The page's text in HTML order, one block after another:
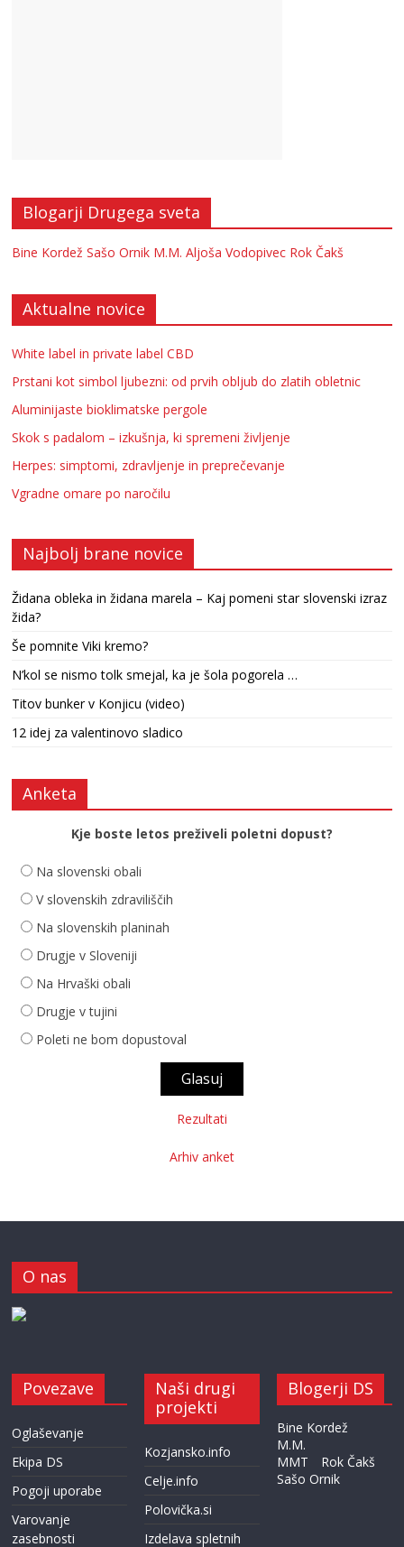
Blogarji Drugega sveta
Bine Kordež Sašo Ornik M.M. Aljoša Vodopivec Rok Čakš
Aktualne novice
White label in private label CBD
Prstani kot simbol ljubezni: od prvih obljub do zlatih obletnic
Aluminijaste bioklimatske pergole
Skok s padalom – izkušnja, ki spremeni življenje
Herpes: simptomi, zdravljenje in preprečevanje
Vgradne omare po naročilu
Najbolj brane novice
Židana obleka in židana marela – Kaj pomeni star slovenski izraz
žida?
Še pomnite Viki kremo?
N’kol se nismo tolk smejal, ka je šola pogorela …
Titov bunker v Konjicu (video)
12 idej za valentinovo sladico
Anketa
Kje boste letos preživeli poletni dopust?
Na slovenski obali
V slovenskih zdraviliščih
Na slovenskih planinah
Drugje v Sloveniji
Na Hrvaški obali
Drugje v tujini
Poleti ne bom dopustoval
Rezultati
Arhiv anket
O nas
Povezave
Oglaševanje
Ekipa DS
Pogoji uporabe
Varovanje
zasebnosti
Naši drugi
projekti
Kozjansko.info
Celje.info
Polovička.si
Izdelava spletnih
Blogerji DS
Bine Kordež
M.M.
MMT
Rok Čakš
Sašo Ornik